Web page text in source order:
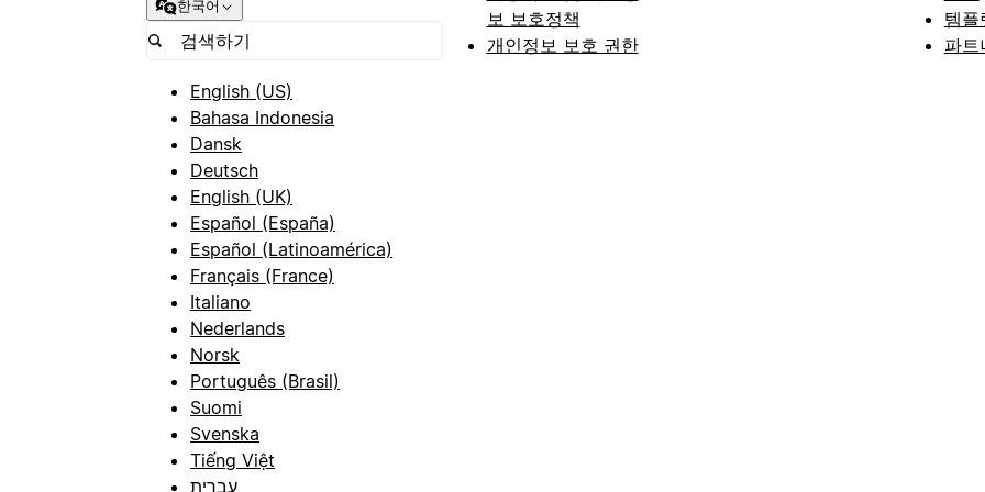
한국어
English (US)
Bahasa Indonesia
Dansk
Deutsch
English (UK)
Español (España)
Español (Latinoamérica)
Français (France)
Italiano
Nederlands
Norsk
Português (Brasil)
Suomi
Svenska
Tiếng Việt
עברית
보 보호정책
개인정보 보호 권한
템플
파트